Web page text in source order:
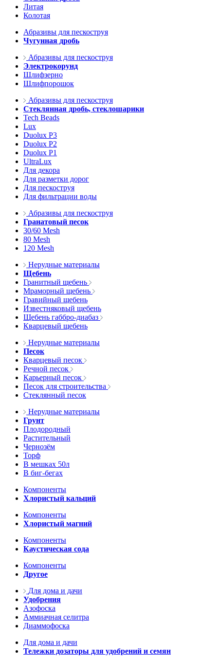
Литая
Колотая
Абразивы для пескоструя
Чугунная дробь
Абразивы для пескоструя
Электрокорунд
Шлифзерно
Шлифпорошок
Абразивы для пескоструя
Стеклянная дробь, стеклошарики
Tech Beads
Lux
Duolux P3
Duolux P2
Duolux P1
UltraLux
Для декора
Для разметки дорог
Для пескоструя
Для фильтрации воды
Абразивы для пескоструя
Гранатовый песок
30/60 Mesh
80 Mesh
120 Mesh
Нерудные материалы
Щебень
Гранитный щебень
Мраморный щебень
Гравийный щебень
Известняковый щебень
Щебень габбро-диабаз
Кварцевый щебень
Нерудные материалы
Песок
Кварцевый песок
Речной песок
Карьерный песок
Песок для строительства
Стеклянный песок
Нерудные материалы
Грунт
Плодородный
Растительный
Чернозём
Торф
В мешках 50л
В биг-бегах
Компоненты
Хлористый кальций
Компоненты
Хлористый магний
Компоненты
Каустическая сода
Компоненты
Другое
Для дома и дачи
Удобрения
Азофоска
Аммиачная селитра
Диаммофоска
Для дома и дачи
Тележки дозаторы для удобрений и семян